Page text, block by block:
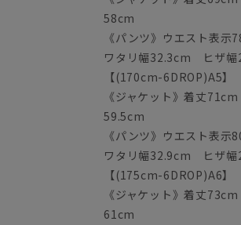
58cm
《パンツ》ウエスト表
ワタリ幅32.3cm ヒザ
【(170cm-6DROP)A5】
《ジャケット》着丈
59.5cm
《パンツ》ウエスト表
ワタリ幅32.9cm ヒザ
【(175cm-6DROP)A6】
《ジャケット》着丈
61cm